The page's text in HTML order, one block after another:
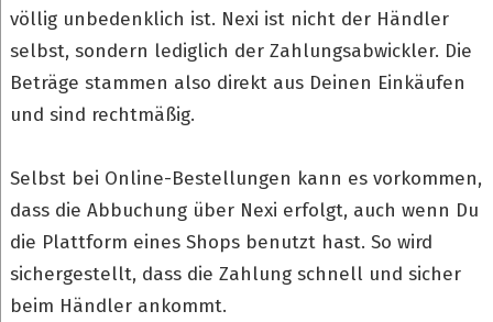
völlig unbedenklich ist. Nexi ist nicht der Händler
selbst, sondern lediglich der Zahlungsabwickler. Die
Beträge stammen also direkt aus Deinen Einkäufen
und sind rechtmäßig.
Selbst bei Online-Bestellungen kann es vorkommen,
dass die Abbuchung über Nexi erfolgt, auch wenn Du
die Plattform eines Shops benutzt hast. So wird
sichergestellt, dass die Zahlung schnell und sicher
beim Händler ankommt.